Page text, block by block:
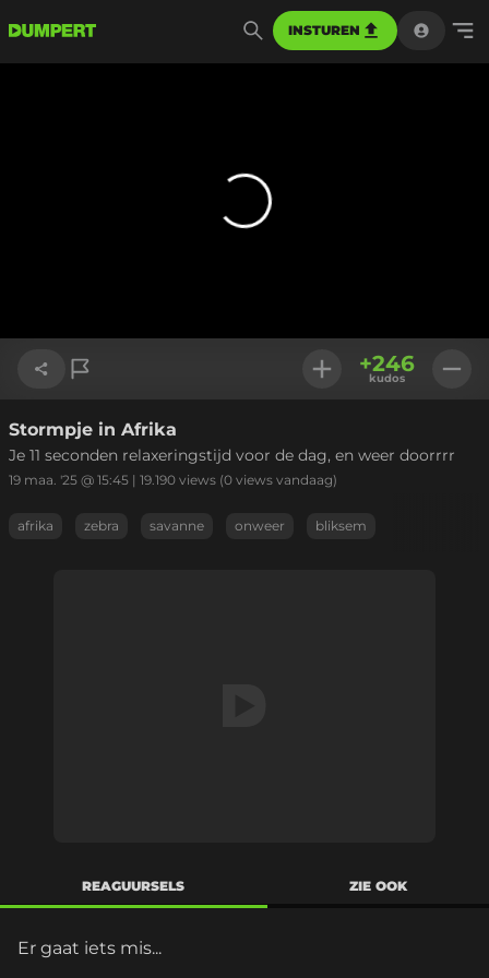
INSTUREN
Link kopiëren
+246
kudos
Stormpje in Afrika
Je 11 seconden relaxeringstijd voor de dag, en weer doorrrr
19 maa. '25 @ 15:45 | 19.190 views (0 views vandaag)
afrika zebra savanne onweer bliksem
REAGUURSELS ZIE OOK
Er gaat iets mis...